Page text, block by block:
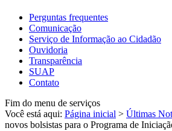
Perguntas frequentes
Comunicação
Serviço de Informação ao Cidadão
Ouvidoria
Transparência
SUAP
Contato
Fim do menu de serviços
Você está aqui: Página inicial > Últimas
novos bolsistas para o Programa de